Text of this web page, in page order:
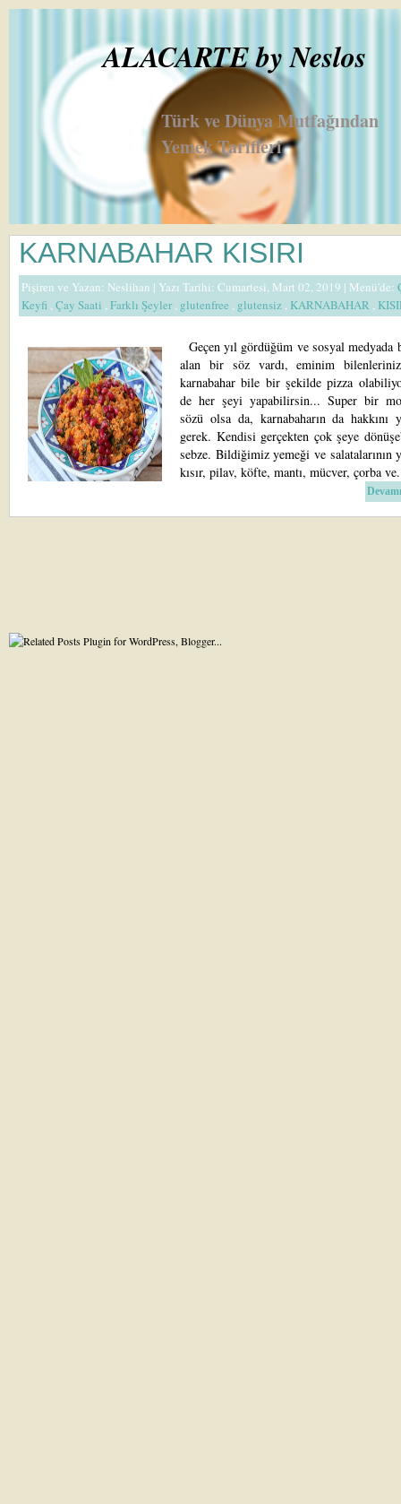
ALACARTE by Neslos
Türk ve Dünya Mutfağından
Yemek Tarifleri
KARNABAHAR KISIRI
Pişiren ve Yazan: Neslihan | Yazı Tarihi: Cumartesi, Mart 02, 2019 | Menü'de:
Keyfi ,Çay Saati ,Farklı Şeyler, glutenfree , glutensiz , KARNABAHAR ,
Geçen yıl gördüğüm ve sosyal medyada
alan bir söz vardı, eminim
karnabahar bile bir şekilde pizza
de her şeyi yapabilirsin... Super bir
sözü olsa da, karnabaharın da hakkını
gerek. Kendisi gerçekten çok şeye
sebze. Bildiğimiz yemeği ve salatalarının
kısır, pilav, köfte, mantı, mücver, çorba